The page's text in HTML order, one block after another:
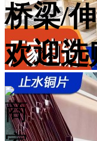
桥梁/
欢迎选